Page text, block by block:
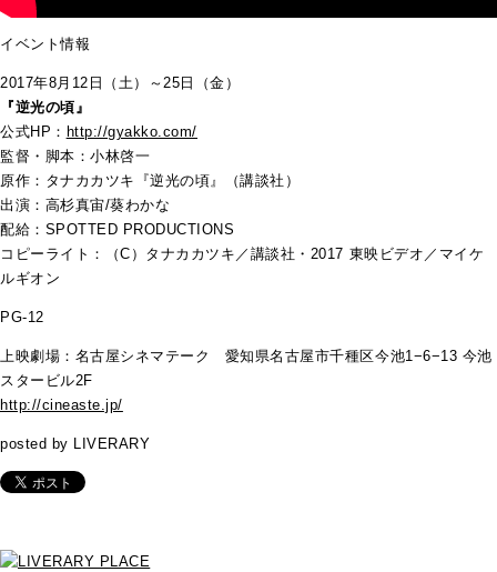
イベント情報
2017年8月12日（土）～25日（金）
『逆光の頃』
公式HP： http://gyakko.com/
監督・脚本：小林啓一
原作：タナカカツキ『逆光の頃』（講談社）
出演：高杉真宙/葵わかな
配給：SPOTTED PRODUCTIONS
コピーライト：（C）タナカカツキ／講談社・2017 東映ビデオ／マイケ
ルギオン
PG-12
上映劇場：名古屋シネマテーク 愛知県名古屋市千種区今池1−6−13 今池
スタービル2F
http://cineaste.jp/
posted by LIVERARY